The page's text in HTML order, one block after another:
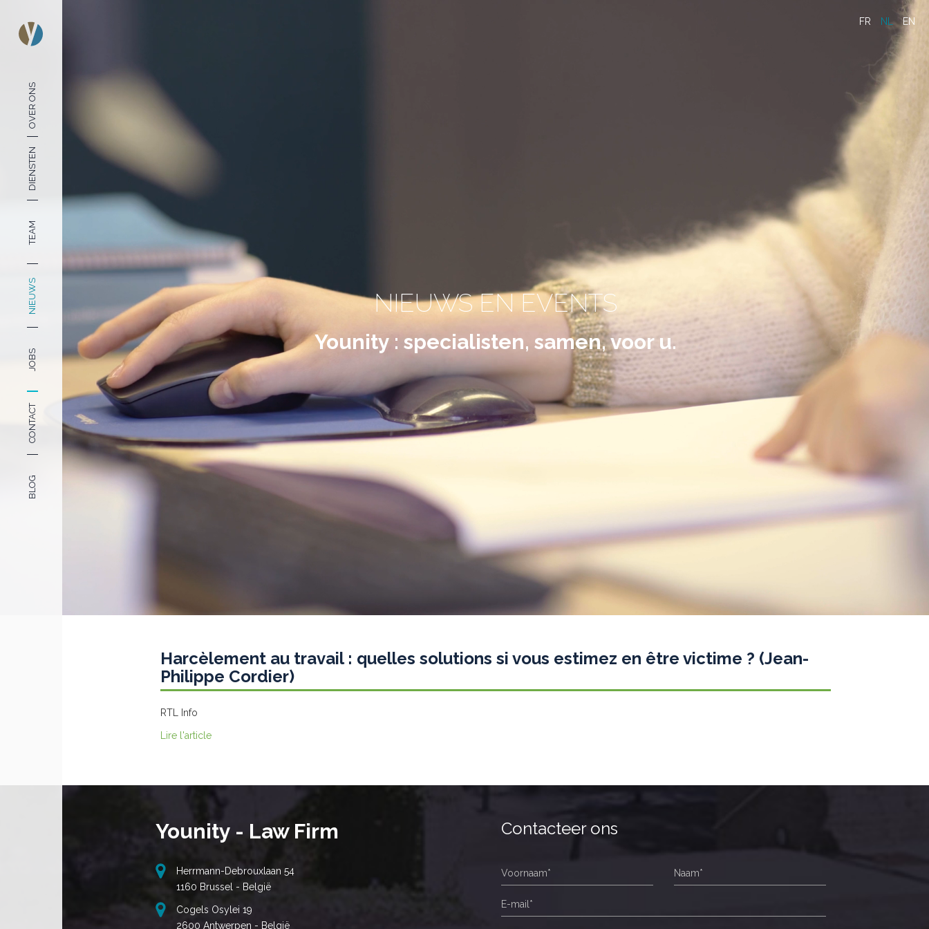
OVER ONS
DIENSTEN
TEAM
NIEUWS
JOBS
CONTACT
BLOG
FR NL EN
NIEUWS EN EVENTS
Younity : specialisten, samen, voor u.
Harcèlement au travail : quelles solutions si vous estimez en être victime ? (Jean-
Philippe Cordier)
RTL Info
Lire l'article
Younity - Law Firm
Herrmann-Debrouxlaan 54
1160 Brussel - België
Cogels Osylei 19
2600 Antwerpen - België
Contacteer ons